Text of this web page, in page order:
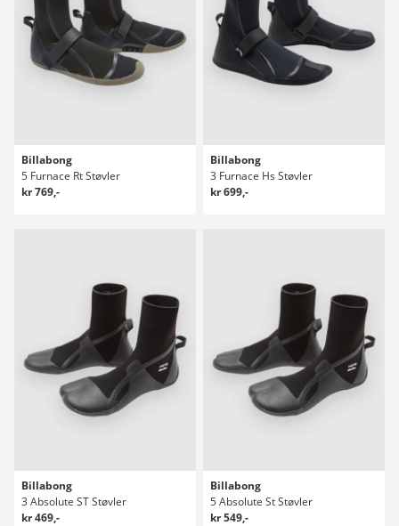
Billabong
5 Furnace Rt Støvler
kr 769,-
Billabong
3 Furnace Hs Støvler
kr 699,-
Billabong
3 Absolute ST Støvler
kr 469,-
Billabong
5 Absolute St Støvler
kr 549,-